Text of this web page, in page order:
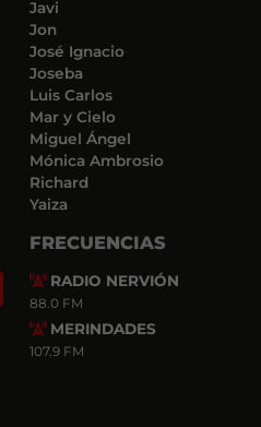
Javi
Jon
José Ignacio
Joseba
Luis Carlos
Mar y Cielo
Miguel Ángel
Mónica Ambrosio
Richard
Yaiza
FRECUENCIAS
RADIO NERVIÓN
88.0 FM
MERINDADES
107.9 FM